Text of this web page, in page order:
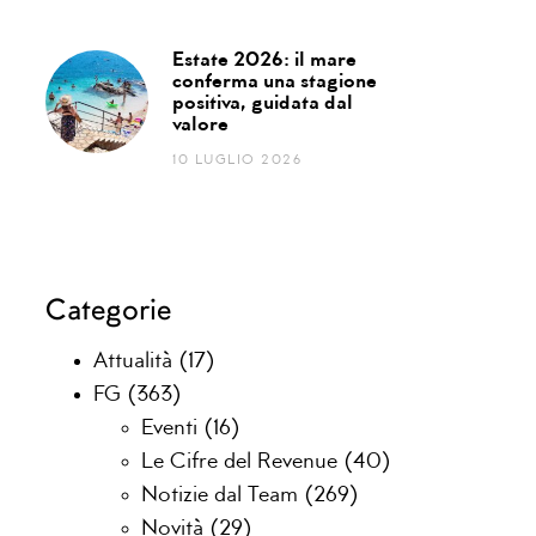
Estate 2026: il mare
conferma una stagione
positiva, guidata dal
valore
10 LUGLIO 2026
Categorie
Attualità (17)
FG (363)
Eventi (16)
Le Cifre del Revenue (40)
Notizie dal Team (269)
Novità (29)